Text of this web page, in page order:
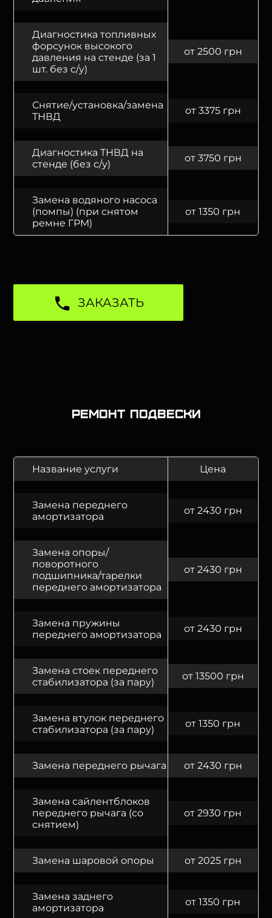
Диагностика топливных
форсунок высокого
давления на стенде (за 1
шт. без с/у)
от 2500 грн
Снятие/установка/замена
ТНВД
от 3375 грн
Диагностика ТНВД на
стенде (без с/у)
от 3750 грн
Замена водяного насоса
(помпы) (при снятом
ремне ГРМ)
от 1350 грн
ЗАКАЗАТЬ
Ремонт подвески
Название услуги Цена
Замена переднего
амортизатора
от 2430 грн
Замена опоры/
поворотного
подшипника/тарелки
переднего амортизатора
от 2430 грн
Замена пружины
переднего амортизатора
от 2430 грн
Замена стоек переднего
стабилизатора (за пару)
от 13500 грн
Замена втулок переднего
стабилизатора (за пару)
от 1350 грн
Замена переднего рычага от 2430 грн
Замена сайлентблоков
переднего рычага (со
снятием)
от 2930 грн
Замена шаровой опоры от 2025 грн
Замена заднего
амортизатора
от 1350 грн